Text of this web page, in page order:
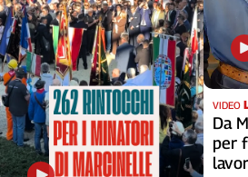
VIDEO
Da
per